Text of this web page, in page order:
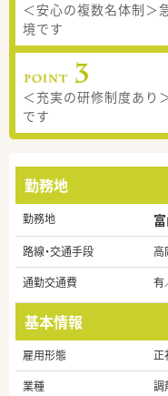
＜安心の複数名体制＞
境です
＜充実の研修制度あり
です
勤務地
勤務地
路線・交通手段
高
通勤交通費
有
基本情報
雇用形態
正
業種
調